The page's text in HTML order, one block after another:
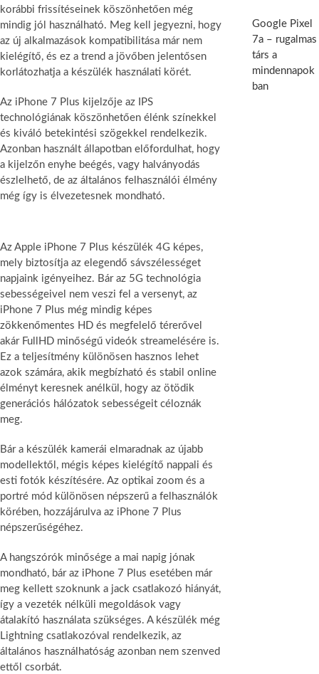
korábbi frissítéseinek köszönhetően még
mindig jól használható. Meg kell jegyezni, hogy
az új alkalmazások kompatibilitása már nem
kielégítő, és ez a trend a jövőben jelentősen
korlátozhatja a készülék használati körét.
Az iPhone 7 Plus kijelzője az IPS
technológiának köszönhetően élénk színekkel
és kiváló betekintési szögekkel rendelkezik.
Azonban használt állapotban előfordulhat, hogy
a kijelzőn enyhe beégés, vagy halványodás
észlelhető, de az általános felhasználói élmény
még így is élvezetesnek mondható.
Az Apple iPhone 7 Plus készülék 4G képes,
mely biztosítja az elegendő sávszélességet
napjaink igényeihez. Bár az 5G technológia
sebességeivel nem veszi fel a versenyt, az
iPhone 7 Plus még mindig képes
zökkenőmentes HD és megfelelő térerővel
akár FullHD minőségű videók streamelésére is.
Ez a teljesítmény különösen hasznos lehet
azok számára, akik megbízható és stabil online
élményt keresnek anélkül, hogy az ötödik
generációs hálózatok sebességeit céloznák
meg.
Bár a készülék kamerái elmaradnak az újabb
modellektől, mégis képes kielégítő nappali és
esti fotók készítésére. Az optikai zoom és a
portré mód különösen népszerű a felhasználók
körében, hozzájárulva az iPhone 7 Plus
népszerűségéhez.
A hangszórók minősége a mai napig jónak
mondható, bár az iPhone 7 Plus esetében már
meg kellett szoknunk a jack csatlakozó hiányát,
így a vezeték nélküli megoldások vagy
átalakító használata szükséges. A készülék még
Lightning csatlakozóval rendelkezik, az
általános használhatóság azonban nem szenved
ettől csorbát.
Google Pixel
7a – rugalmas
társ a
mindennapok
ban